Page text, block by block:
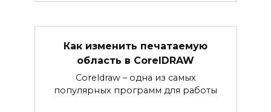
Как изменить печатаемую
область в CorelDRAW
Coreldraw – одна из самых
популярных программ для работы